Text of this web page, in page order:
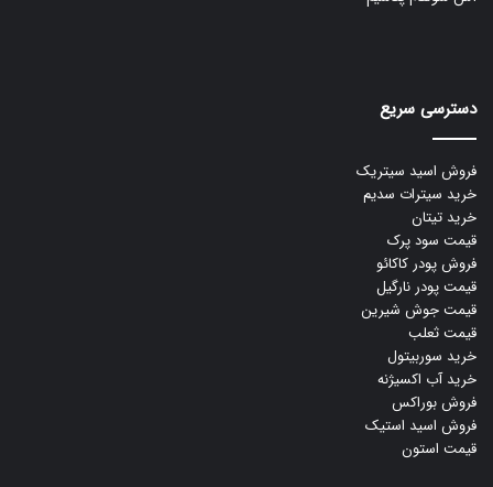
دسترسی سریع
فروش اسید سیتریک
خرید سیترات سدیم
خرید تیتان
قیمت سود پرک
فروش پودر کاکائو
قیمت پودر نارگیل
قیمت جوش شیرین
قیمت ثعلب
خرید سوربیتول
خرید آب اکسیژنه
فروش بوراکس
فروش اسید استیک
قیمت استون